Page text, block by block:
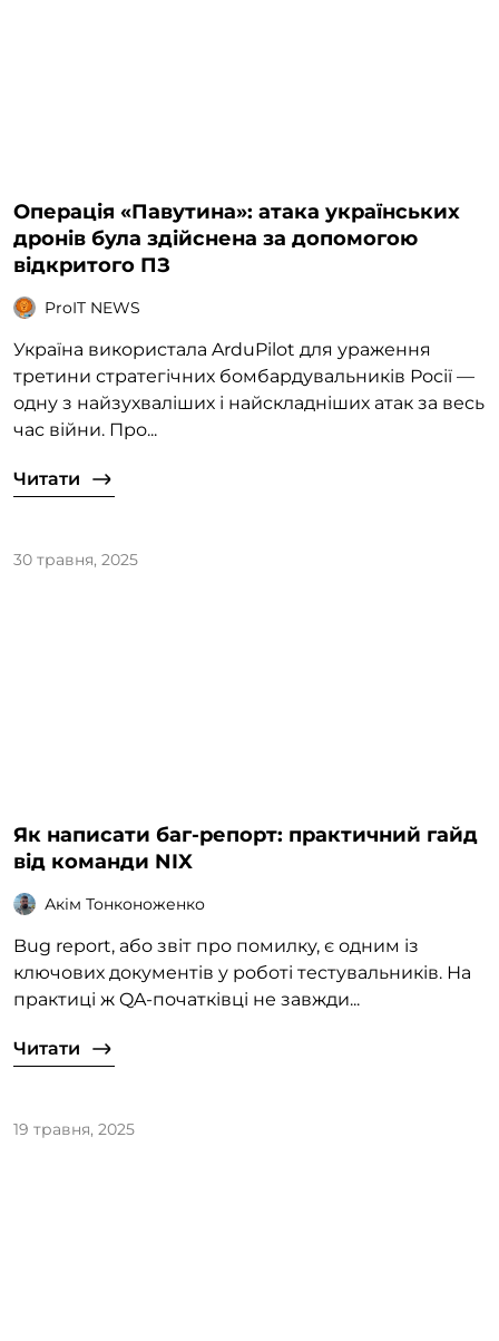
Операція «Павутина»: атака українських
дронів була здійснена за допомогою
відкритого ПЗ
ProIT NEWS
Україна використала ArduPilot для ураження
третини стратегічних бомбардувальників Росії —
одну з найзухваліших і найскладніших атак за весь
час війни. Про...
Читати
30 травня, 2025
Як написати баг-репорт: практичний гайд
від команди NIX
Акім Тонконоженко
Bug report, або звіт про помилку, є одним із
ключових документів у роботі тестувальників. На
практиці ж QA-початківці не завжди...
Читати
19 травня, 2025